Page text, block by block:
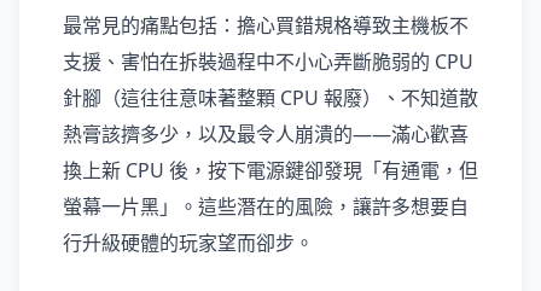
最常見的痛點包括：擔心買錯規格導致主機板不
支援、害怕在拆裝過程中不小心弄斷脆弱的 CPU
針腳（這往往意味著整顆 CPU 報廢）、不知道散
熱膏該擠多少，以及最令人崩潰的——滿心歡喜
換上新 CPU 後，按下電源鍵卻發現「有通電，但
螢幕一片黑」。這些潛在的風險，讓許多想要自
行升級硬體的玩家望而卻步。